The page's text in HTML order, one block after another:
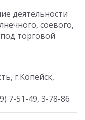
деятельности
соевого,
торговой
г.Копейск,
7-51-49, 3-78-86